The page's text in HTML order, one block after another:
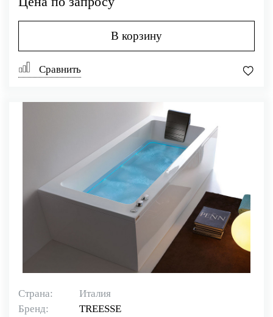
В корзину
Сравнить
Страна:
Италия
Бренд:
TREESSE